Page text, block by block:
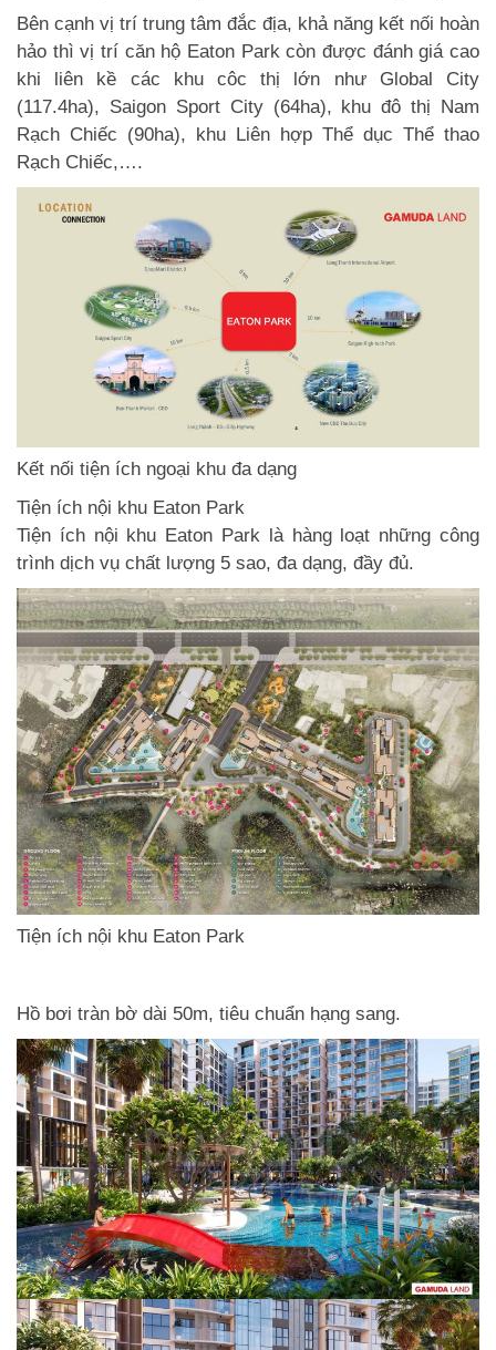
Bên cạnh vị trí trung tâm đắc địa, khả năng kết nối hoàn
hảo thì vị trí căn hộ Eaton Park còn được đánh giá cao
khi liên kề các khu côc thị lớn như Global City
(117.4ha), Saigon Sport City (64ha), khu đô thị Nam
Rạch Chiếc (90ha), khu Liên hợp Thể dục Thể thao
Rạch Chiếc,….
Kết nối tiện ích ngoại khu đa dạng
Tiện ích nội khu Eaton Park
Tiện ích nội khu Eaton Park là hàng loạt những công
trình dịch vụ chất lượng 5 sao, đa dạng, đầy đủ.
Tiện ích nội khu Eaton Park
Hồ bơi tràn bờ dài 50m, tiêu chuẩn hạng sang.